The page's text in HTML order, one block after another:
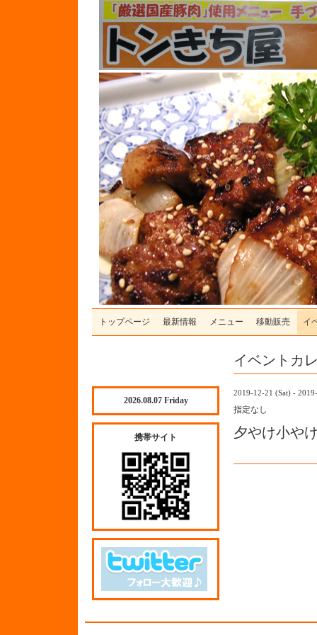
トップページ 最新情報 メニュー 移動販売 イ
イベントカ
2019-12-21 (Sat) -
指定なし
夕やけ小や
2026.08.07 Friday
携帯サイト